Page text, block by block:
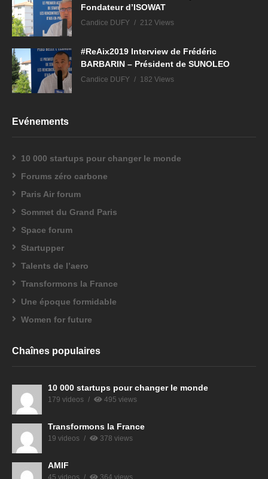
Fondateur d’ISOWAT
Candice DUFY 212 Views
#ReAix2019 Interview de Frédéric
BARBARIN – Président de SUNOLEO
Candice DUFY 182 Views
Evénements
10 000 startups pour changer le monde
Forums zéro carbone
Paris Air forum
Sommet du Grand Paris
Space forum
Startupper
Talents de l’aero
Transformons la France
Une époque formidable
Women for future
Chaînes populaires
10 000 startups pour changer le monde
179 videos 495 views
Transformons la France
19 videos 378 views
AMIF
45 videos 364 views